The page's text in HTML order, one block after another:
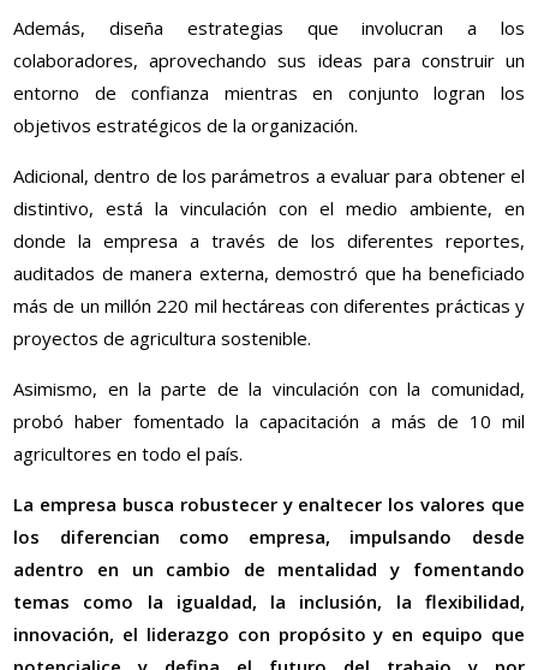
Además, diseña estrategias que involucran a los
colaboradores, aprovechando sus ideas para construir un
entorno de confianza mientras en conjunto logran los
objetivos estratégicos de la organización.
Adicional, dentro de los parámetros a evaluar para obtener el
distintivo, está la vinculación con el medio ambiente, en
donde la empresa a través de los diferentes reportes,
auditados de manera externa, demostró que ha beneficiado
más de un millón 220 mil hectáreas con diferentes prácticas y
proyectos de agricultura sostenible.
Asimismo, en la parte de la vinculación con la comunidad,
probó haber fomentado la capacitación a más de 10 mil
agricultores en todo el país.
La empresa busca robustecer y enaltecer los valores que
los diferencian como empresa, impulsando desde
adentro en un cambio de mentalidad y fomentando
temas como la igualdad, la inclusión, la flexibilidad,
innovación, el liderazgo con propósito y en equipo que